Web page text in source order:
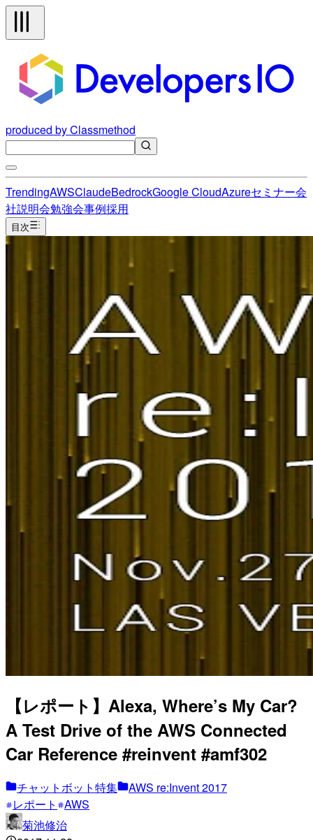
produced by Classmethod
TrendingAWSClaudeBedrockGoogle CloudAzureセミナー会
社説明会勉強会事例採用
目次
【レポート】Alexa, Where’s My Car?
A Test Drive of the AWS Connected
Car Reference #reinvent #amf302
チャットボット特集
AWS re:Invent 2017
レポート
AWS
菊池修治